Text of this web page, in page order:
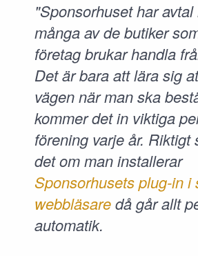
"Sponsorhuset har avtal
många av de butiker
företag brukar handla
Det är bara att lära sig
vägen när man ska
kommer det in viktiga
förening varje år. Riktigt
det om man installerar
Sponsorhusets plug-in i
webbläsaredå går allt
automatik.